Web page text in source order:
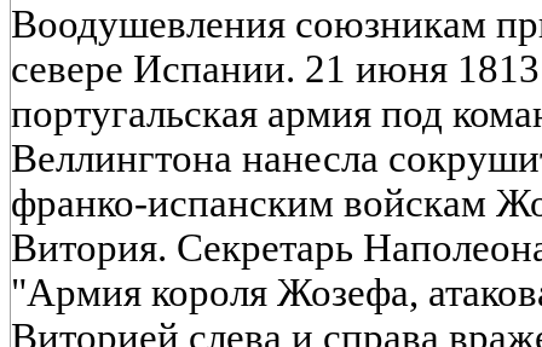
Воодушевления союзникам
севере Испании. 21 июня
португальская армия под
Веллингтона нанесла
франко-испанским войскам
Витория. Секретарь
"Армия короля Жозефа,
Виторией слева и справа